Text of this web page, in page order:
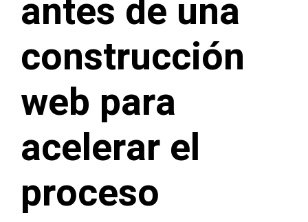
antes de una
construcción
web para
acelerar el
proceso